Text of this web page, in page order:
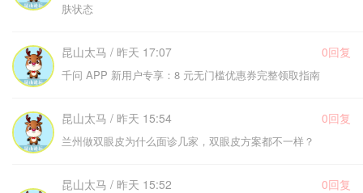
肤状态
昆山太马 / 昨天 17:07 0回复
千问 APP 新用户专享：8 元无门槛优惠券完整领取指南
昆山太马 / 昨天 15:54 0回复
兰州做双眼皮为什么面诊几家，双眼皮方案都不一样？
昆山太马 / 昨天 15:52 0回复